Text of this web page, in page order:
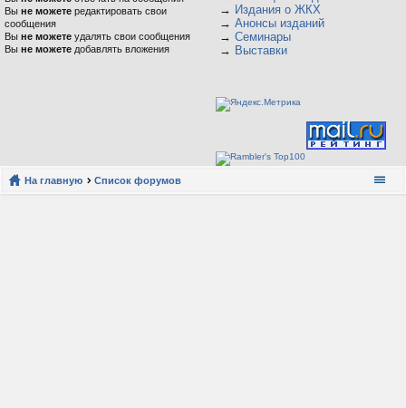
Вы не можете редактировать свои
сообщения
Вы не можете удалять свои сообщения
Вы не можете добавлять вложения
→ Издания о ЖКХ
→ Анонсы изданий
→ Семинары
→ Выставки
На главную Список форумов